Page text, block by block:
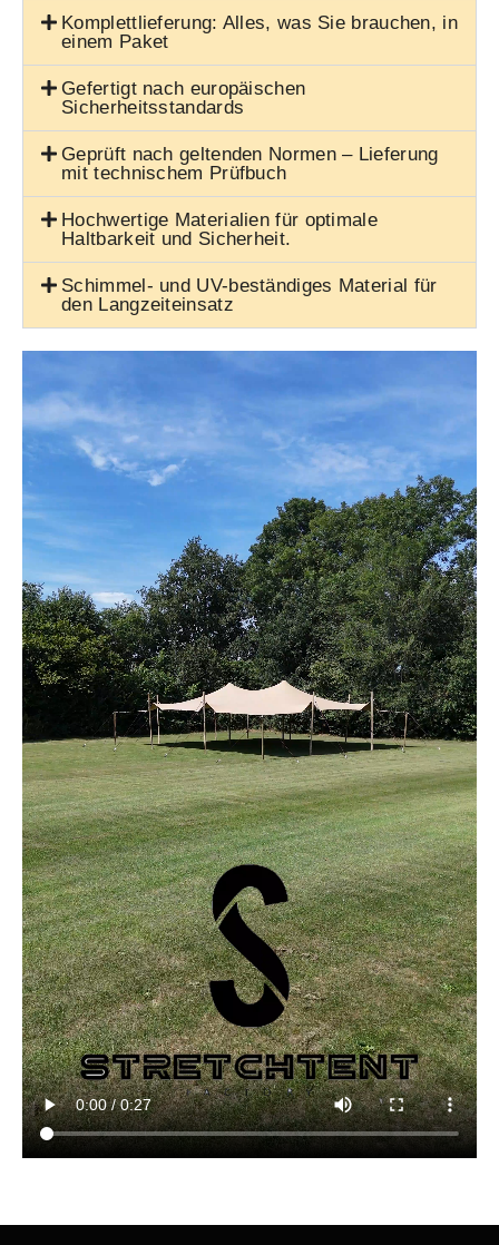
Bei uns erhalten Sie Stretchzelte in
professioneller Qualität, zuverlässig geprüft und
Outdoor-Einsätze in ganz Deutschland.
Komplettlieferung: Alles, was Sie brauchen, in
einem Paket
Gefertigt nach europäischen
Sicherheitsstandards
Geprüft nach geltenden Normen – Lieferung
mit technischem Prüfbuch
Hochwertige Materialien für optimale
Schimmel- und UV-beständiges Material für
den Langzeiteinsatz